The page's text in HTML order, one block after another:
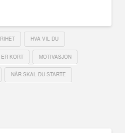
HVA VIL DU
KORT MOTIVASJON
NÅR SKAL DU STARTE